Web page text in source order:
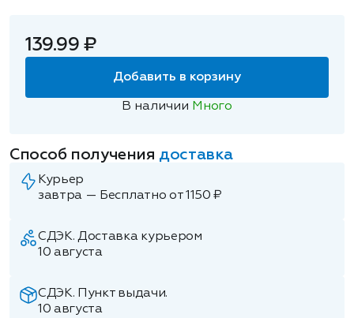
139.99 ₽
Добавить в корзину
В наличии Много
Способ получения доставка
Курьер
завтра — Бесплатно от 1150 ₽
СДЭК. Доставка курьером
10 августа
СДЭК. Пункт выдачи.
10 августа